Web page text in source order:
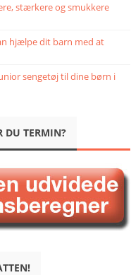
stærkere og smukkere
hjælpe dit barn med at
sengetøj til dine børn i
DU TERMIN?